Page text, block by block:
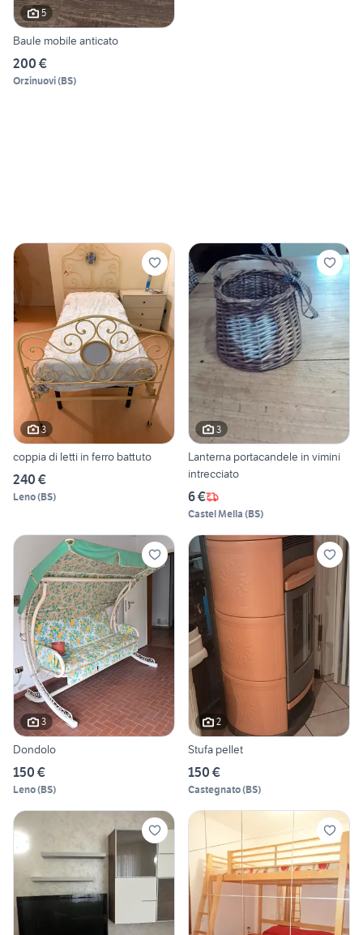
5
Baule mobile anticato
200 €
Orzinuovi(BS)
3
coppia di letti in ferro battuto
240 €
Leno(BS)
3
Lanterna portacandele in vimini
intrecciato
6 €
Castel Mella (BS)
3
Dondolo
150 €
Leno(BS)
2
Stufa pellet
150 €
Castegnato(BS)